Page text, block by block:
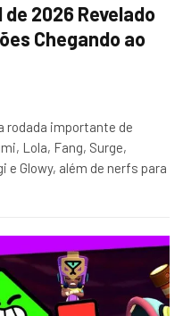
2026 Revelado
Chegando ao
rodada importante de
Lola, Fang, Surge,
e Glowy, além de nerfs para